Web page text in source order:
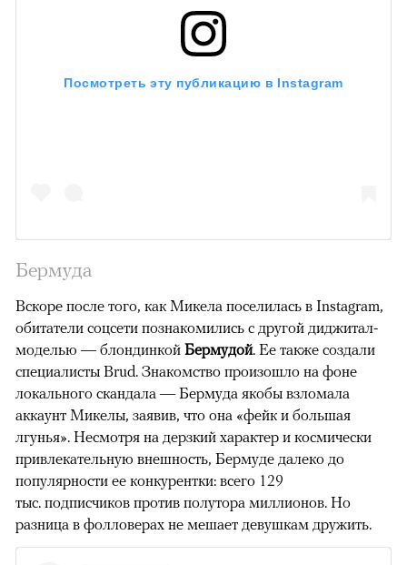
Посмотреть эту публикацию в Instagram
Бермуда
Вскоре после того, как Микела поселилась в Instagram,
обитатели соцсети познакомились с другой диджитал-
моделью — блондинкой Бермудой. Ее также создали
специалисты Brud. Знакомство произошло на фоне
локального скандала — Бермуда якобы взломала
аккаунт Микелы, заявив, что она «фейк и большая
лгунья». Несмотря на дерзкий характер и космически
привлекательную внешность, Бермуде далеко до
популярности ее конкурентки: всего 129
тыс. подписчиков против полутора миллионов. Но
разница в фолловерах не мешает девушкам дружить.